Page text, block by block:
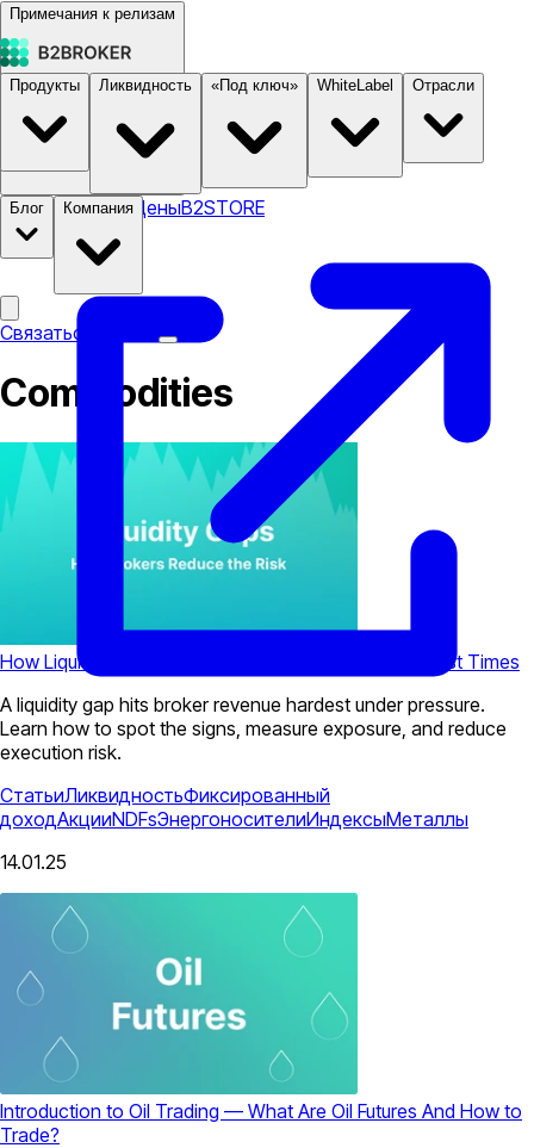
Примечания к релизам
Документация ЦеныB2STORE
Продукты Ликвидность «Под ключ» WhiteLabel Отрасли
Блог Компания
Связаться с нами
Commodities
How Liquidity Gaps Erode Broker Revenue at the Worst Times
A liquidity gap hits broker revenue hardest under pressure.
Learn how to spot the signs, measure exposure, and reduce
execution risk.
СтатьиЛиквидностьФиксированный
доходАкцииNDFsЭнергоносителиИндексыМеталлы
14.01.25
Introduction to Oil Trading — What Are Oil Futures And How to
Trade?